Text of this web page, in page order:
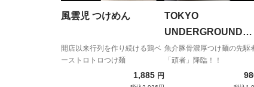
風雲児 つけめん
開店以来行列を作り続ける鶏ベ
ーストロトロつけ麺
1,885 円
TOKYO
UNDERGROUND
RAMEN 頑者 つけめ
（濃厚）
魚介豚骨濃厚つけ麺の先駆
「頑者」降臨！！